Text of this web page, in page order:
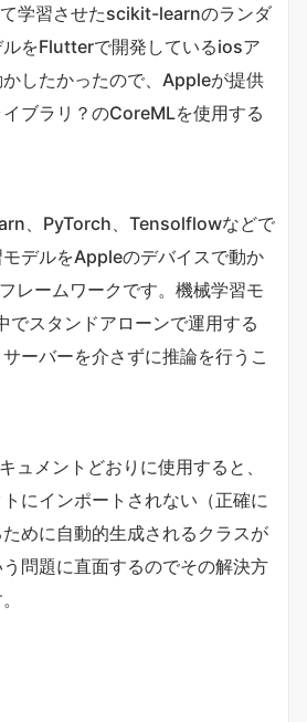
学習させたscikit-learnのランダ
ルをFlutterで開発しているiosア
したかったので、Appleが提供
ブラリ？のCoreMLを使用する
、PyTorch、Tensolflowなどで
デルをAppleのデバイスで動か
レームワークです。機械学習モ
でスタンドアローンで運用する
ーバーを介さずに推論を行うこ
ュメントどおりに使用すると、
にインポートされない（正確に
めに自動的生成されるクラスが
問題に直面するのでその解決方